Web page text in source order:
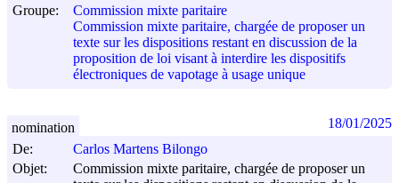
Groupe:
Commission mixte paritaire
Commission mixte paritaire, chargée de proposer un
texte sur les dispositions restant en discussion de la
proposition de loi visant à interdire les dispositifs
électroniques de vapotage à usage unique
De:
Carlos Martens Bilongo
Objet:
Commission mixte paritaire, chargée de proposer un
nomination 18/01/2025